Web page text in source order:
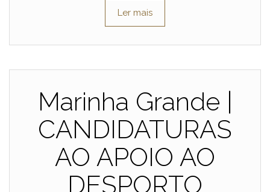
Ler mais
Marinha Grande |
CANDIDATURAS
AO APOIO AO
DESPORTO